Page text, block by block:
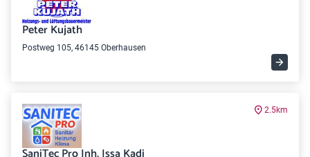
Peter Kujath
Postweg 105, 46145 Oberhausen
2.5km